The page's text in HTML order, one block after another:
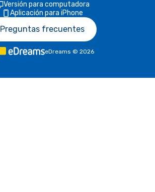
Versión para computadora
Aplicación para iPhone
Preguntas frecuentes
eDreams © 2026